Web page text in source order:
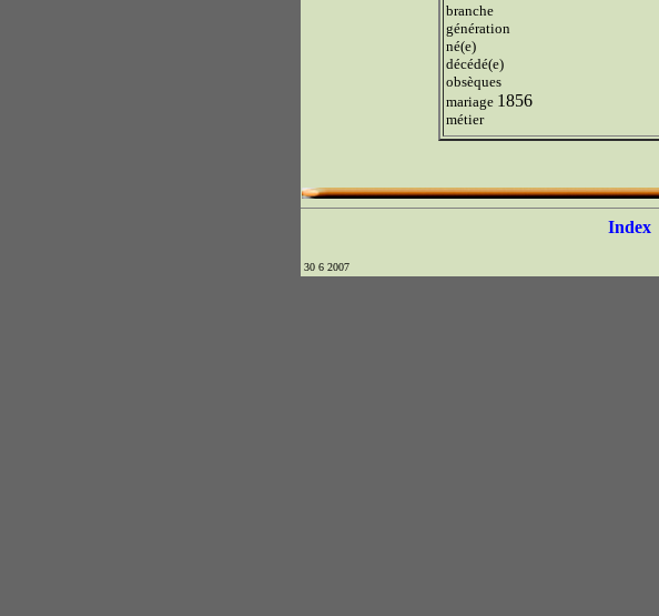
branche
génération
né(e)
décédé(e)
obsèques
mariage 1856
métier
Index
30 6 2007